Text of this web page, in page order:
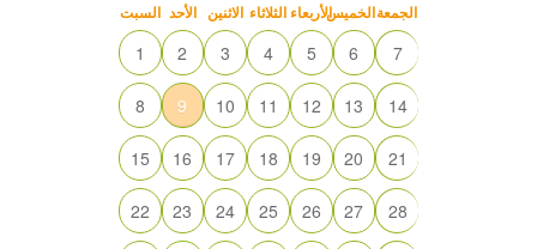
السبت الأحد الاثنين الثلاثاء الأربعاءالخميسالجمعة
1 2 3 4 5 6 7
8 9 10 11 12 13 14
15 16 17 18 19 20 21
22 23 24 25 26 27 28